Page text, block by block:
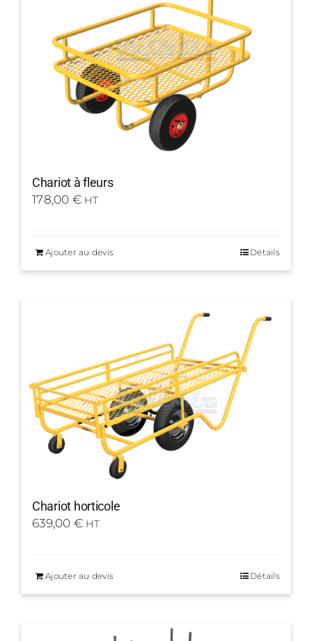
Chariot à fleurs
178,00 € HT
Ajouter au devis Détails
Chariot horticole
639,00 € HT
Ajouter au devis Détails